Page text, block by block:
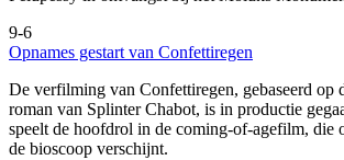
9-6
Opnames gestart van Confettiregen
De verfilming van Confettiregen, gebaseerd op
roman van Splinter Chabot, is in productie
speelt de hoofdrol in de coming-of-agefilm, die
de bioscoop verschijnt.